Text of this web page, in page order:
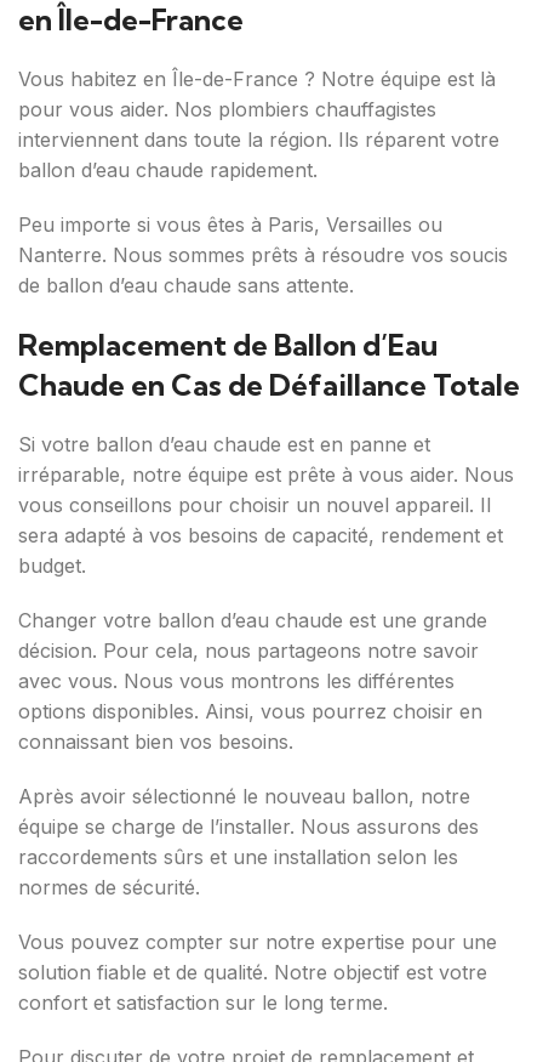
en Île-de-France
Vous habitez en Île-de-France ? Notre équipe est là
pour vous aider. Nos plombiers chauffagistes
interviennent dans toute la région. Ils réparent votre
ballon d’eau chaude rapidement.
Peu importe si vous êtes à Paris, Versailles ou
Nanterre. Nous sommes prêts à résoudre vos soucis
de ballon d’eau chaude sans attente.
Remplacement de Ballon d’Eau
Chaude en Cas de Défaillance Totale
Si votre ballon d’eau chaude est en panne et
irréparable, notre équipe est prête à vous aider. Nous
vous conseillons pour choisir un nouvel appareil. Il
sera adapté à vos besoins de capacité, rendement et
budget.
Changer votre ballon d’eau chaude est une grande
décision. Pour cela, nous partageons notre savoir
avec vous. Nous vous montrons les différentes
options disponibles. Ainsi, vous pourrez choisir en
connaissant bien vos besoins.
Après avoir sélectionné le nouveau ballon, notre
équipe se charge de l’installer. Nous assurons des
raccordements sûrs et une installation selon les
normes de sécurité.
Vous pouvez compter sur notre expertise pour une
solution fiable et de qualité. Notre objectif est votre
confort et satisfaction sur le long terme.